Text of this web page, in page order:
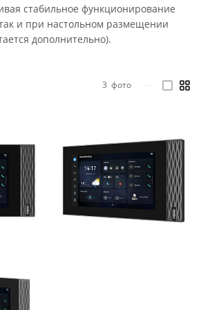
стабильное функционирование
и при настольном размещении
дополнительно).
3 фото